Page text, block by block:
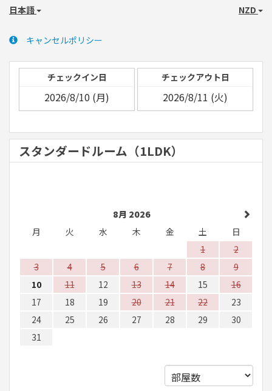
日本語 NZD
キャンセルポリシー
チェックイン日 チェックアウト日
スタンダードルーム（1LDK）
8月 2026
月
火 水 木 金 土
日
1
2
3
4 5 6 7 8
9
10
11 12 13 14 15
16
17
18 19 20 21 22
23
24
25 26 27 28 29
30
31